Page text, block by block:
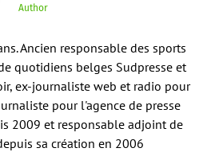
Author
Ancien responsable des sports
quotidiens belges Sudpresse et
ex-journaliste web et radio pour
pour l'agence de presse
2009 et responsable adjoint de
sa création en 2006